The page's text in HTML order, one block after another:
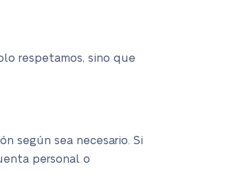
respetamos, sino que
según sea necesario. Si
personal o